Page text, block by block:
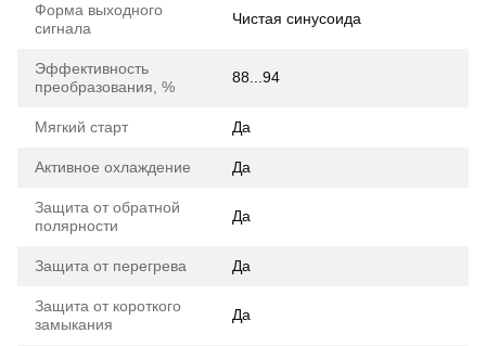
Форма выходного
сигнала
Чистая синусоида
Эффективность
преобразования, %
88...94
Мягкий старт Да
Активное охлаждение Да
Защита от обратной
полярности
Да
Защита от перегрева Да
Защита от короткого
замыкания
Да